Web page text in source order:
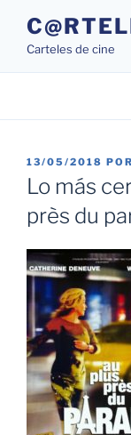
contenido
Carteles de cine
PUBLICADO
EL
13/05/2018 POR
Lo más
près du